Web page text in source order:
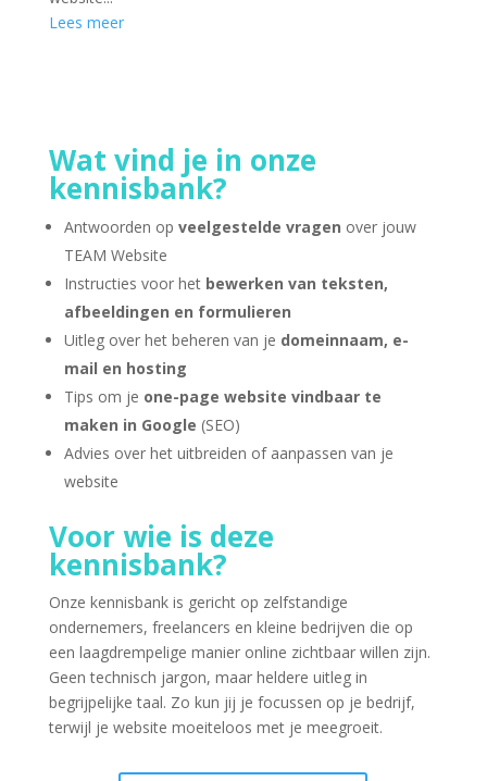
Lees meer
Wat vind je in onze
kennisbank?
Antwoorden op veelgestelde vragen over jouw
TEAM Website
Instructies voor het bewerken van teksten,
afbeeldingen en formulieren
Uitleg over het beheren van je domeinnaam, e-
mail en hosting
Tips om je one-page website vindbaar te
maken in Google (SEO)
Advies over het uitbreiden of aanpassen van je
website
Voor wie is deze
kennisbank?
Onze kennisbank is gericht op zelfstandige
ondernemers, freelancers en kleine bedrijven die op
een laagdrempelige manier online zichtbaar willen zijn.
Geen technisch jargon, maar heldere uitleg in
begrijpelijke taal. Zo kun jij je focussen op je bedrijf,
terwijl je website moeiteloos met je meegroeit.